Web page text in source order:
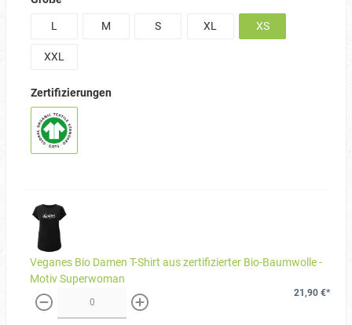
L
M S XL XS
XXL
Zertifizierungen
Veganes Bio Damen T-Shirt aus zertifizierter Bio-Baumwolle -
Motiv Superwoman
weniger mehr
21,90 €*